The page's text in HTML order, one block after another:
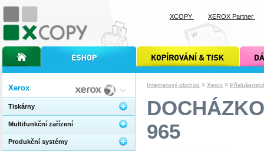
Internetový obchod » Xerox » Příslušenství
965
Xerox
Tiskárny
Multifunkční zařízení
Produkční systémy
úvodní stránka xcopyinternetový obchod xcopy kopírování a tisk xcopy dárkové
XCOPY XEROX Partner